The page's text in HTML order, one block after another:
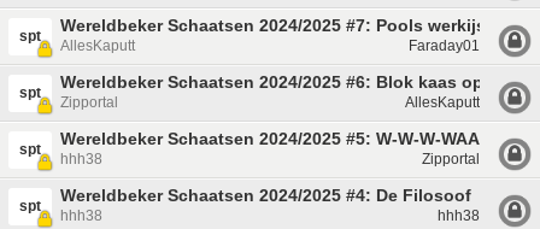
spt
Wereldbeker Schaatsen 2024/2025 #7: Pools werkijs
AllesKaputt Faraday01
spt
Wereldbeker Schaatsen 2024/2025 #6: Blok kaas op je kop
Zipportal AllesKaputt
spt
Wereldbeker Schaatsen 2024/2025 #5: W-W-W-WAAIERS
hhh38 Zipportal
spt
Wereldbeker Schaatsen 2024/2025 #4: De Filosoof
hhh38 hhh38